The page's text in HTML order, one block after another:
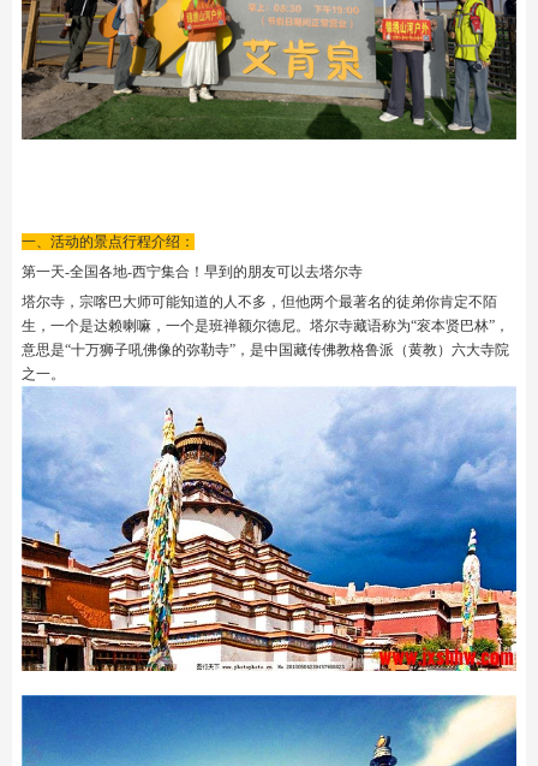
一、活动的景点行程介绍：
第一天-全国各地-西宁集合！早到的朋友可以去塔尔寺
塔尔寺，宗喀巴大师可能知道的人不多，但他两个最著名的徒弟你肯定不陌
生，一个是达赖喇嘛，一个是班禅额尔德尼。塔尔寺藏语称为“衮本贤巴林”，
意思是“十万狮子吼佛像的弥勒寺”，是中国藏传佛教格鲁派（黄教）六大寺院
之一。